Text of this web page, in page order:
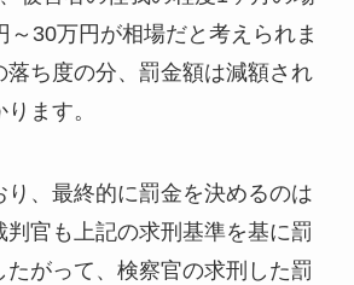
～30万円が相場だと考えられま
落ち度の分、罰金額は減額され
ます。
り、最終的に罰金を決めるのは
官も上記の求刑基準を基に罰
がって、検察官の求刑した罰